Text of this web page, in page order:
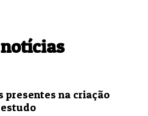
presentes na criação